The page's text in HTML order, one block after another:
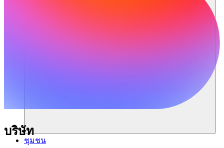
ชุมชน
บริษัท